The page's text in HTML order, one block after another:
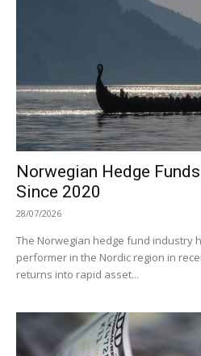
Norwegian Hedge
Since 2020
28/07/2026
The Norwegian hedge fund industry
performer in the Nordic region in
returns into rapid asset...